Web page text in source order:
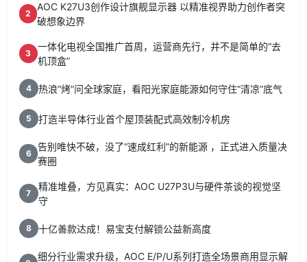
2
AOC K27U3创作设计旗舰显示器 以精准视界助力创作者突
破想象边界
3
一体化电视全国推广首周，运营商先行，并不是简单的“去
机顶盒”
4 热浪“烤”问全球家庭，看阳光家庭能源如何守住“清凉”底气
5 打造半导体行业首个屋顶装配式高效制冷机房
6
告别唯快不破，没了“速成红利”的新能源 ，正式进入质量决
赛圈
7
精准堆叠，方见真实：AOC U27P3U与硬件茶谈的视觉坚
守
8 十亿善款达成！易宝支付解锁公益新高度
细分行业需求升级，AOC E/P/U系列打造全场景商用显示解